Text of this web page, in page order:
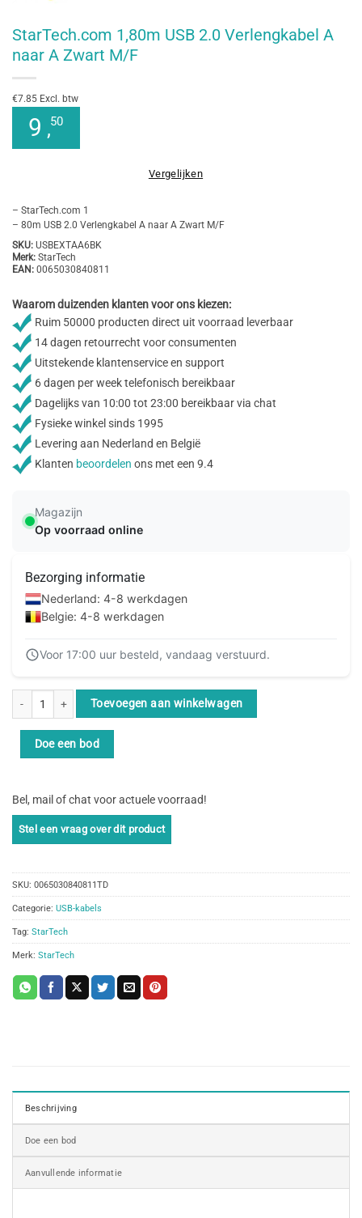
StarTech.com 1,80m USB 2.0 Verlengkabel A
naar A Zwart M/F
€7.85 Excl. btw
9 ,50
Vergelijken
– StarTech.com 1
– 80m USB 2.0 Verlengkabel A naar A Zwart M/F
SKU: USBEXTAA6BK
Merk: StarTech
EAN: 0065030840811
Waarom duizenden klanten voor ons kiezen:
Ruim 50000 producten direct uit voorraad leverbaar
14 dagen retourrecht voor consumenten
Uitstekende klantenservice en support
6 dagen per week telefonisch bereikbaar
Dagelijks van 10:00 tot 23:00 bereikbaar via chat
Fysieke winkel sinds 1995
Levering aan Nederland en België
Klanten beoordelen ons met een 9.4
Magazijn
Op voorraad online
Bezorging informatie
Nederland: 4-8 werkdagen
Belgie: 4-8 werkdagen
Voor 17:00 uur besteld, vandaag verstuurd.
StarTech.com 1,80m USB 2.0 Verlengkabel A naar A Zwart M/F aantal
Toevoegen aan winkelwagen
Doe een bod
Bel, mail of chat voor actuele voorraad!
SKU: 0065030840811TD
Categorie: USB-kabels
Tag: StarTech
Merk: StarTech
Beschrijving
Doe een bod
Aanvullende informatie